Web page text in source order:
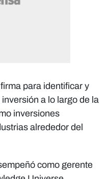
para identificar y
a lo largo de la
inversiones
alrededor del
como gerente